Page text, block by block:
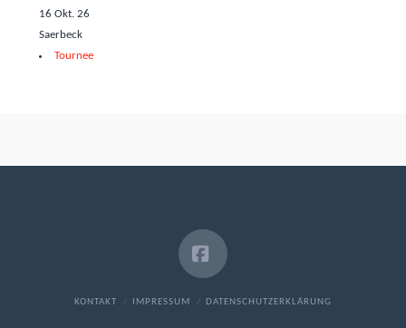
16 Okt. 26
Saerbeck
Tournee
Facebook
KONTAKT IMPRESSUM DATENSCHUTZERKLÄRUNG